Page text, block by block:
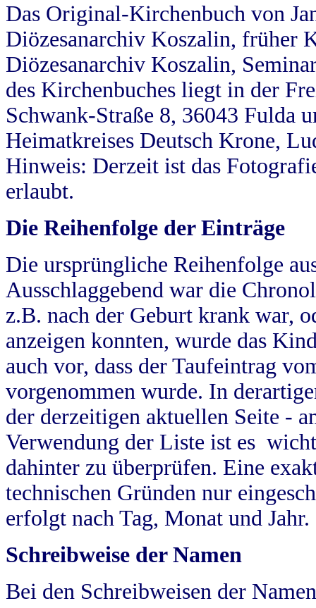
Das Original-Kirchenbuch von
Diözesanarchiv Koszalin, früher
Diözesanarchiv Koszalin,
des Kirchenbuches liegt in der
Schwank-Straße 8, 36043 Fulda
Heimatkreises Deutsch Krone,
Hinweis: Derzeit ist das
erlaubt.
Die Reihenfolge der Einträge
Die ursprüngliche Reihenfolge
Ausschlaggebend war die
z.B. nach der Geburt krank war,
anzeigen konnten, wurde das
auch vor, dass der Taufeintrag
vorgenommen wurde. In
der derzeitigen aktuellen Seite -
Verwendung der Liste ist es
dahinter zu überprüfen. Eine
technischen Gründen nur
erfolgt nach Tag, Monat und Jahr.
Schreibweise der Namen
Bei den Schreibweisen der